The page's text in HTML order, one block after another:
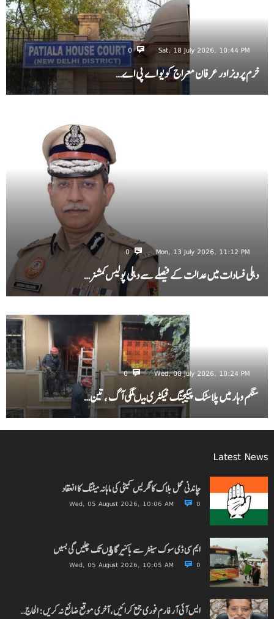
Sat, 18 July 2026, 10:44 PM
0
خرم پرویز اور عرفان معراج کو یو اے پی اے…
Mon, 13 July 2026, 11:12 PM
0
دہلی فسادات میں عدالت کے فیصلے سے دہلی پولیس کمشنر…
Wed, 08 July 2026, 10:24 PM
0
سنگم وہار میں پلاسٹک پیکیجنگ فیکٹری میںلگی آگ ، تین…
Latest News
چاندنی محل بلاک کانگریس کمیٹی کی ماہانہ میٹنگ کا انعقاد
Wed, 05 August 2026, 10:06 AM 0
ایم سی ڈی سوک سینٹر سے باکنیر گاﺅں تک چلیں گی بسیں
Wed, 05 August 2026, 10:05 AM 0
ایس آئی آر فارم فوری جمع کرائیں، آخری موقع ضائع نہ کریں: الحاج…